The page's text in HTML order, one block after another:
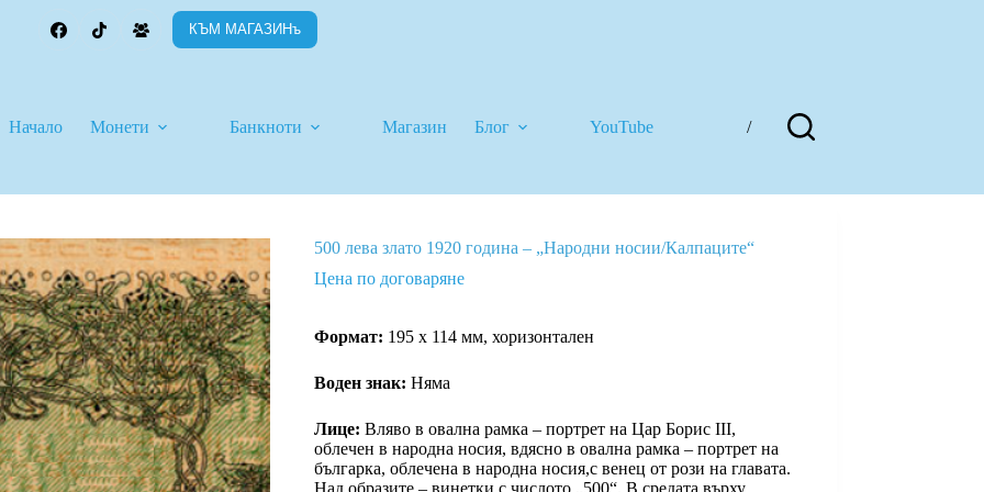
КЪМ МАГАЗИНъ
Начало Монети Банкноти Магазин Блог YouTube /
500 лева злато 1920 година – „Народни носии/Калпаците“
Цена по договаряне
Формат: 195 х 114 мм, хоризонтален
Вoден знак: Няма
Лице: Вляво в овална рамка – портрет на Цар Борис III,
облечен в народна носия, вдясно в овална рамка – портрет на
българка, облечена в народна носия,с венец от рози на главата.
Над образите – винетки с числото „500“. В средата върху